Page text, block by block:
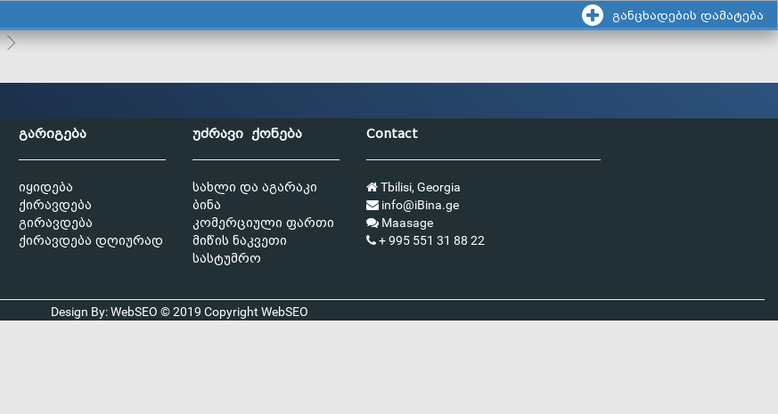
განცხადების დამატება
გარიგება
იყიდება
ქირავდება
გირავდება
ქირავდება დღიურად
უძრავი ქონება
სახლი და აგარაკი
ბინა
კომერციული ფართი
მიწის ნაკვეთი
სასტუმრო
Contact
Tbilisi, Georgia
info@iBina.ge
Maasage
+ 995 551 31 88 22
Design By: WebSEO © 2019 Copyright WebSEO